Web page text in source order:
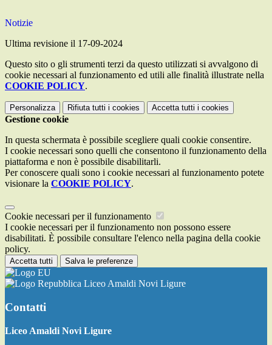
Notizie
Ultima revisione il 17-09-2024
Questo sito o gli strumenti terzi da questo utilizzati si avvalgono di
cookie necessari al funzionamento ed utili alle finalità illustrate nella
COOKIE POLICY.
Personalizza Rifiuta tutti i cookies Accetta tutti i cookies
Gestione cookie
In questa schermata è possibile scegliere quali cookie consentire.
I cookie necessari sono quelli che consentono il funzionamento della
piattaforma e non è possibile disabilitarli.
Per conoscere quali sono i cookie necessari al funzionamento potete
visionare la COOKIE POLICY.
Cookie necessari per il funzionamento
I cookie necessari per il funzionamento non possono essere
disabilitati. È possibile consultare l'elenco nella pagina della cookie
policy.
Accetta tutti Salva le preferenze
Liceo Amaldi Novi Ligure
Contatti
Liceo Amaldi Novi Ligure